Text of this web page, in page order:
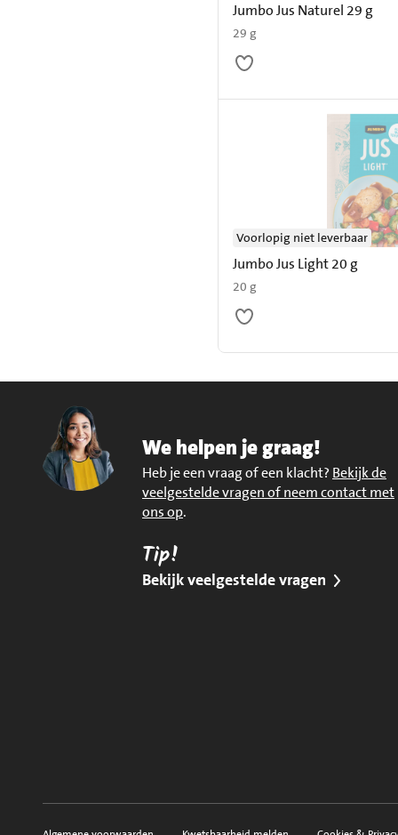
Jumbo Jus Naturel 29 g
29 g
Jumbo Jus Light 20 g
20 g
Voorlopig niet leverbaar
We helpen je graag!
Heb je een vraag of een klacht? Bekijk de
veelgestelde vragen of neem contact met
ons op.
Tip!
Bekijk veelgestelde vragen